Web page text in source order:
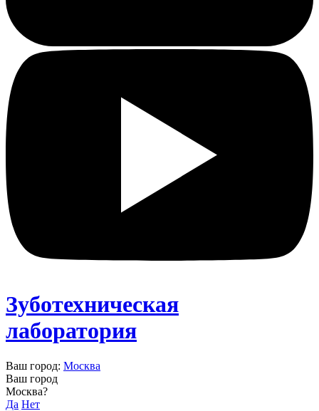
Зуботехническая
лаборатория
Ваш город: Москва
Ваш город
Москва?
Да Нет